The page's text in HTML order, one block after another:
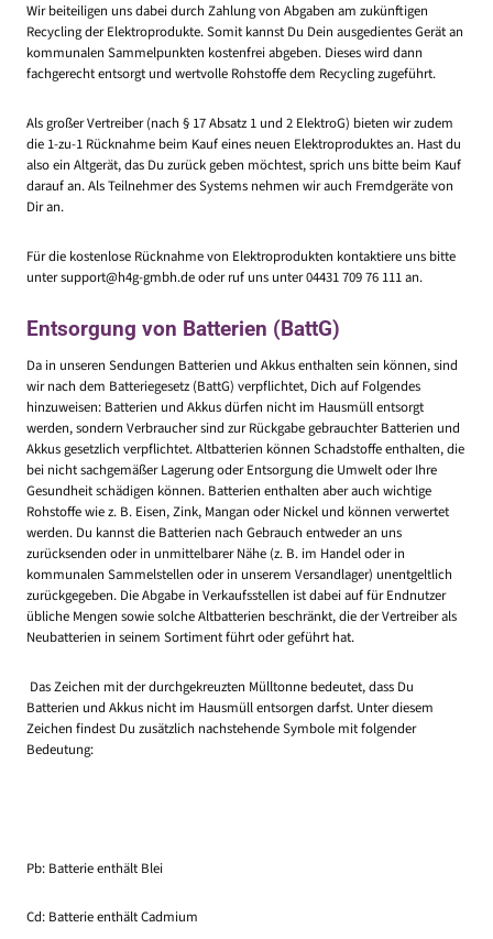
Wir beiteiligen uns dabei durch Zahlung von Abgaben am zukünftigen
Recycling der Elektroprodukte. Somit kannst Du Dein ausgedientes Gerät an
kommunalen Sammelpunkten kostenfrei abgeben. Dieses wird dann
fachgerecht entsorgt und wertvolle Rohstoffe dem Recycling zugeführt.
Als großer Vertreiber (nach § 17 Absatz 1 und 2 ElektroG) bieten wir zudem
die 1-zu-1 Rücknahme beim Kauf eines neuen Elektroproduktes an. Hast du
also ein Altgerät, das Du zurück geben möchtest, sprich uns bitte beim Kauf
darauf an. Als Teilnehmer des Systems nehmen wir auch Fremdgeräte von
Dir an.
Für die kostenlose Rücknahme von Elektroprodukten kontaktiere uns bitte
unter support@h4g-gmbh.de oder ruf uns unter 04431 709 76 111 an.
Entsorgung von Batterien (BattG)
Da in unseren Sendungen Batterien und Akkus enthalten sein können, sind
wir nach dem Batteriegesetz (BattG) verpflichtet, Dich auf Folgendes
hinzuweisen: Batterien und Akkus dürfen nicht im Hausmüll entsorgt
werden, sondern Verbraucher sind zur Rückgabe gebrauchter Batterien und
Akkus gesetzlich verpflichtet. Altbatterien können Schadstoffe enthalten, die
bei nicht sachgemäßer Lagerung oder Entsorgung die Umwelt oder Ihre
Gesundheit schädigen können. Batterien enthalten aber auch wichtige
Rohstoffe wie z. B. Eisen, Zink, Mangan oder Nickel und können verwertet
werden. Du kannst die Batterien nach Gebrauch entweder an uns
zurücksenden oder in unmittelbarer Nähe (z. B. im Handel oder in
kommunalen Sammelstellen oder in unserem Versandlager) unentgeltlich
zurückgegeben. Die Abgabe in Verkaufsstellen ist dabei auf für Endnutzer
übliche Mengen sowie solche Altbatterien beschränkt, die der Vertreiber als
Neubatterien in seinem Sortiment führt oder geführt hat.
Das Zeichen mit der durchgekreuzten Mülltonne bedeutet, dass Du
Batterien und Akkus nicht im Hausmüll entsorgen darfst. Unter diesem
Zeichen findest Du zusätzlich nachstehende Symbole mit folgender
Bedeutung:
Pb: Batterie enthält Blei
Cd: Batterie enthält Cadmium